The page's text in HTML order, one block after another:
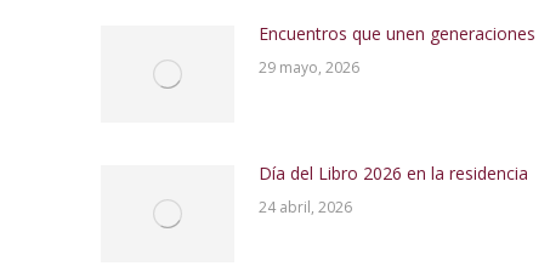
Encuentros que unen generaciones
29 mayo, 2026
Día del Libro 2026 en la residencia
24 abril, 2026